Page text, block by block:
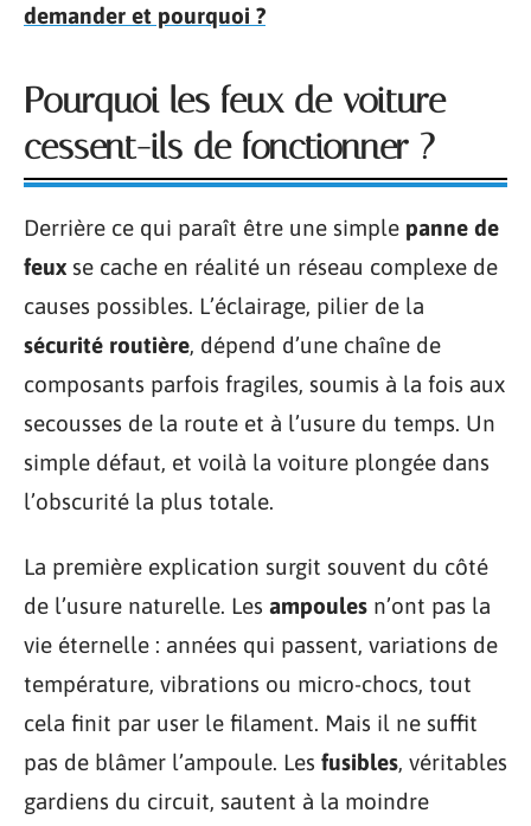
demander et pourquoi ?
Pourquoi les feux de voiture
cessent-ils de fonctionner ?
Derrière ce qui paraît être une simple panne de
feux se cache en réalité un réseau complexe de
causes possibles. L’éclairage, pilier de la
sécurité routière, dépend d’une chaîne de
composants parfois fragiles, soumis à la fois aux
secousses de la route et à l’usure du temps. Un
simple défaut, et voilà la voiture plongée dans
l’obscurité la plus totale.
La première explication surgit souvent du côté
de l’usure naturelle. Les ampoules n’ont pas la
vie éternelle : années qui passent, variations de
température, vibrations ou micro-chocs, tout
cela finit par user le filament. Mais il ne suffit
pas de blâmer l’ampoule. Les fusibles, véritables
gardiens du circuit, sautent à la moindre